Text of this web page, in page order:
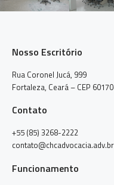
Nosso Escritório
Rua Coronel Jucá, 999
Fortaleza, Ceará – CEP
Contato
+55 (85) 3268-2222
contato@chcadvocacia.adv.br
Funcionamento